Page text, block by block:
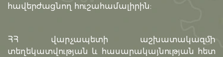
հավերժացնող հուշահամալիրին:
ՀՀ վարչապետի աշխատակազմի
տեղեկատվության և հասարակայնության հետ